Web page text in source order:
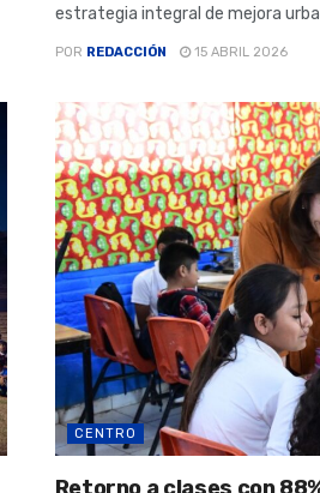
estrategia integral de mejora
POR REDACCIÓN 15 ABRIL 2026
CENTRO